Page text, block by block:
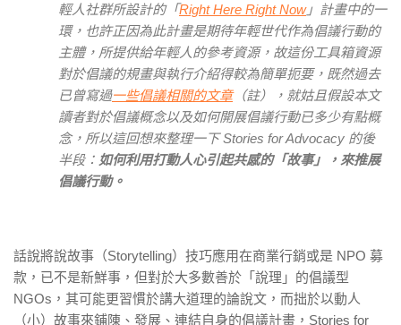
輕人社群所設計的「Right Here Right Now」計畫中的一
環，也許正因為此計畫是期待年輕世代作為倡議行動的
主體，所提供給年輕人的參考資源，故這份工具箱資源
對於倡議的規畫與執行介紹得較為簡單扼要，既然過去
已曾寫過一些倡議相關的文章（註），就姑且假設本文
讀者對於倡議概念以及如何開展倡議行動已多少有點概
念，所以這回想來整理一下 Stories for Advocacy 的後
半段： 如何利用打動人心引起共感的「故事」，來推展
倡議行動。
話說將說故事（Storytelling）技巧應用在商業行銷或是 NPO 募
款，已不是新鮮事，但對於大多數善於「說理」的倡議型
NGOs，其可能更習慣於講大道理的論說文，而拙於以動人
（小）故事來鋪陳、發展、連結自身的倡議計畫，Stories for